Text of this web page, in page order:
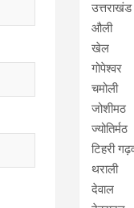
उत्तराखंड
औली
खेल
गोपेश्वर
चमोली
जोशीमठ
ज्योतिर्मठ
टिहरी
थराली
देवाल